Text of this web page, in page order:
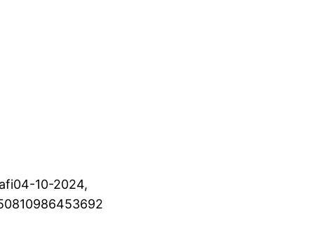
10-2024,